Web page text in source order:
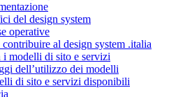
del design system
operative
al design system .italia
i modelli di sito e servizi
dell’utilizzo dei modelli
di sito e servizi disponibili